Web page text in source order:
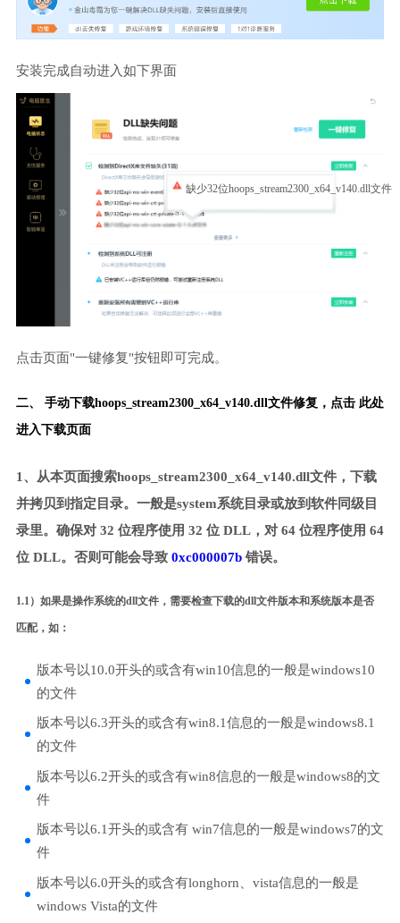
安装完成自动进入如下界面
缺少32位hoops_stream2300_x64_v140.dll文件
点击页面"一键修复"按钮即可完成。
二、 手动下载hoops_stream2300_x64_v140.dll文件修复， 点击 此处
进入下载页面
1、从本页面搜索hoops_stream2300_x64_v140.dll文件，下载
并拷贝到指定目录。一般是system系统目录或放到软件同级目
录里。确保对 32 位程序使用 32 位 DLL，对 64 位程序使用 64
位 DLL。否则可能会导致 0xc000007b错误。
1.1）如果是操作系统的dll文件，需要检查下载的dll文件版本和系统版本是否
匹配，如：
版本号以10.0开头的或含有win10信息的一般是windows10
的文件
版本号以6.3开头的或含有win8.1信息的一般是windows8.1
的文件
版本号以6.2开头的或含有win8信息的一般是windows8的文
件
版本号以6.1开头的或含有 win7信息的一般是windows7的文
件
版本号以6.0开头的或含有longhorn、vista信息的一般是
windows Vista的文件